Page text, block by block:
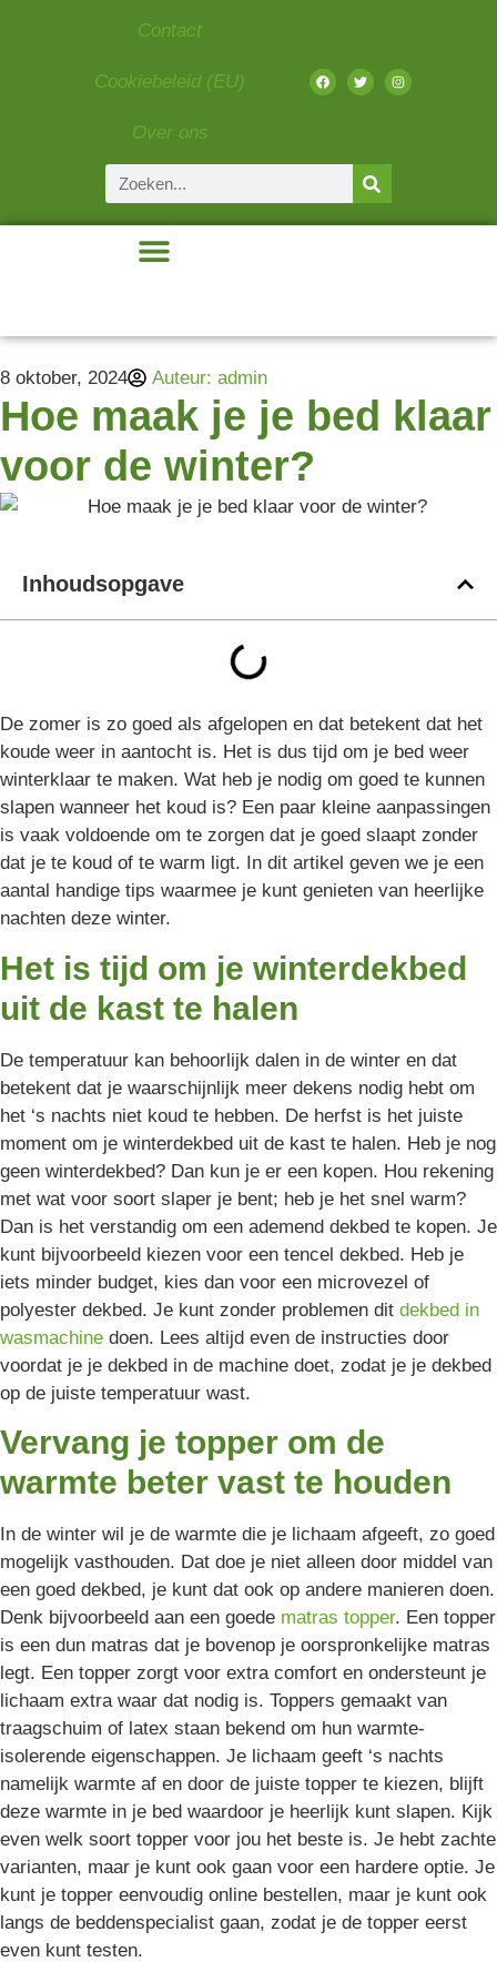
Contact
Cookiebeleid (EU)
Over ons
8 oktober, 2024 Auteur: admin
Hoe maak je je bed klaar
voor de winter?
Inhoudsopgave
De zomer is zo goed als afgelopen en dat betekent dat het
koude weer in aantocht is. Het is dus tijd om je bed weer
winterklaar te maken. Wat heb je nodig om goed te kunnen
slapen wanneer het koud is? Een paar kleine aanpassingen
is vaak voldoende om te zorgen dat je goed slaapt zonder
dat je te koud of te warm ligt. In dit artikel geven we je een
aantal handige tips waarmee je kunt genieten van heerlijke
nachten deze winter.
Het is tijd om je winterdekbed
uit de kast te halen
De temperatuur kan behoorlijk dalen in de winter en dat
betekent dat je waarschijnlijk meer dekens nodig hebt om
het ‘s nachts niet koud te hebben. De herfst is het juiste
moment om je winterdekbed uit de kast te halen. Heb je nog
geen winterdekbed? Dan kun je er een kopen. Hou rekening
met wat voor soort slaper je bent; heb je het snel warm?
Dan is het verstandig om een ademend dekbed te kopen. Je
kunt bijvoorbeeld kiezen voor een tencel dekbed. Heb je
iets minder budget, kies dan voor een microvezel of
polyester dekbed. Je kunt zonder problemen dit dekbed in
wasmachine doen. Lees altijd even de instructies door
voordat je je dekbed in de machine doet, zodat je je dekbed
op de juiste temperatuur wast.
Vervang je topper om de
warmte beter vast te houden
In de winter wil je de warmte die je lichaam afgeeft, zo goed
mogelijk vasthouden. Dat doe je niet alleen door middel van
een goed dekbed, je kunt dat ook op andere manieren doen.
Denk bijvoorbeeld aan een goede matras topper. Een topper
is een dun matras dat je bovenop je oorspronkelijke matras
legt. Een topper zorgt voor extra comfort en ondersteunt je
lichaam extra waar dat nodig is. Toppers gemaakt van
traagschuim of latex staan bekend om hun warmte-
isolerende eigenschappen. Je lichaam geeft ‘s nachts
namelijk warmte af en door de juiste topper te kiezen, blijft
deze warmte in je bed waardoor je heerlijk kunt slapen. Kijk
even welk soort topper voor jou het beste is. Je hebt zachte
varianten, maar je kunt ook gaan voor een hardere optie. Je
kunt je topper eenvoudig online bestellen, maar je kunt ook
langs de beddenspecialist gaan, zodat je de topper eerst
even kunt testen.